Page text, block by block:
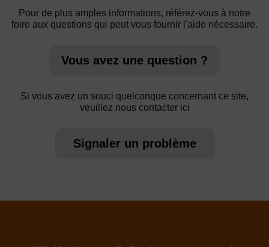
Pour de plus amples informations, référez-vous à notre
foire aux questions qui peut vous fournir l'aide nécessaire.
Vous avez une question ?
Si vous avez un souci quelconque concernant ce site,
veuillez nous contacter ici
Signaler un problème